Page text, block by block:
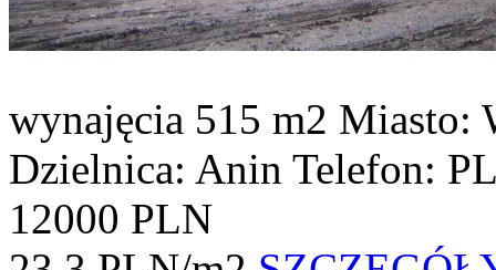
wynajęcia 515 m2 Miasto:
Dzielnica: Anin Telefon:
12000 PLN